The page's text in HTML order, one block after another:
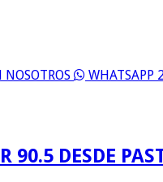
WHATSAPP
90.5 DESDE